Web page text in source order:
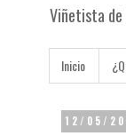
Viñetista de
Inicio
12/05/